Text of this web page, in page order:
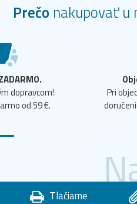
Prečo nakupovať u
dopravcom!
od 59 €.
Pri
Tlačiarne